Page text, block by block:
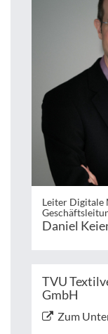
Leiter Digitale
Daniel
TVU
GmbH
Zum